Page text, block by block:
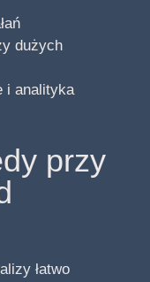
dużych
i analityka
przy
łatwo